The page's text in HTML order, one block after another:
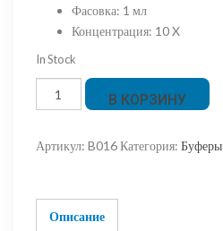
Фасовка: 1 мл
Концентрация: 10 X
In Stock
Количество
товара
буфер
В КОРЗИНУ
Артикул: B016Категория: Буферы
Описание